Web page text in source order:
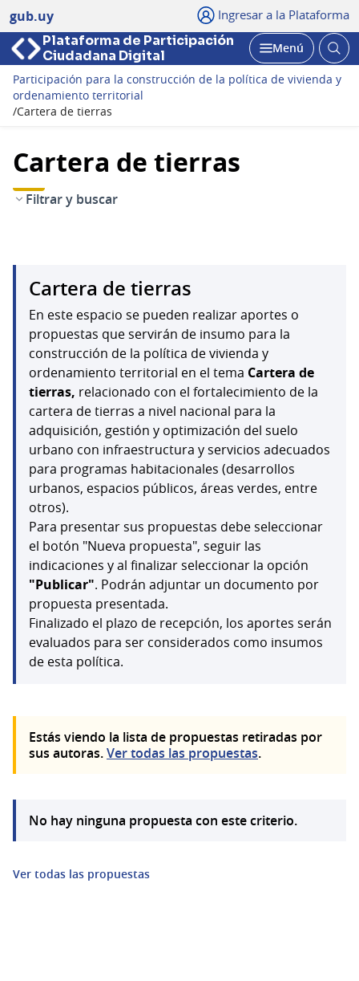
gub.uy Ingresar a la Plataforma
Plataforma de Participación
Ciudadana Digital
Abrir
Menú
Participación para la construcción de la política de vivienda y
ordenamiento territorial
/Cartera de tierras
Cartera de tierras
Filtrar y buscar
Cartera de tierras
En este espacio se pueden realizar aportes o
propuestas que servirán de insumo para la
construcción de la política de vivienda y
ordenamiento territorial en el tema Cartera de
tierras, relacionado con el fortalecimiento de la
cartera de tierras a nivel nacional para la
adquisición, gestión y optimización del suelo
urbano con infraestructura y servicios adecuados
para programas habitacionales (desarrollos
urbanos, espacios públicos, áreas verdes, entre
otros).
Para presentar sus propuestas debe seleccionar
el botón "Nueva propuesta", seguir las
indicaciones y al finalizar seleccionar la opción
"Publicar". Podrán adjuntar un documento por
propuesta presentada.
Finalizado el plazo de recepción, los aportes serán
evaluados para ser considerados como insumos
de esta política.
Estás viendo la lista de propuestas retiradas por
sus autoras.Ver todas las propuestas.
No hay ninguna propuesta con este criterio.
Ver todas las propuestas